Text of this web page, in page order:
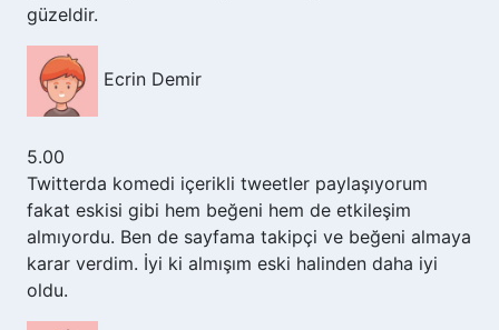
güzeldir.
Ecrin Demir
5.00
Twitterda komedi içerikli tweetler paylaşıyorum
fakat eskisi gibi hem beğeni hem de etkileşim
almıyordu. Ben de sayfama takipçi ve beğeni almaya
karar verdim. İyi ki almışım eski halinden daha iyi
oldu.